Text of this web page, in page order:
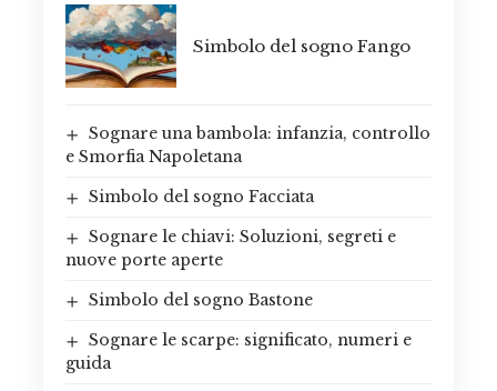
Simbolo del sogno Fango
Sognare una bambola: infanzia, controllo
e Smorfia Napoletana
Simbolo del sogno Facciata
Sognare le chiavi: Soluzioni, segreti e
nuove porte aperte
Simbolo del sogno Bastone
Sognare le scarpe: significato, numeri e
guida